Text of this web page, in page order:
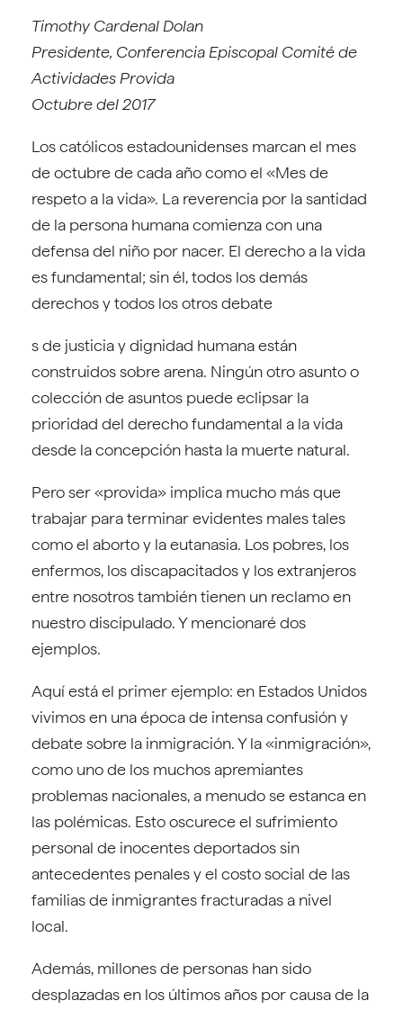
Timothy Cardenal Dolan
Presidente, Conferencia Episcopal Comité de
Actividades Provida
Octubre del 2017
Los católicos estadounidenses marcan el mes
de octubre de cada año como el «Mes de
respeto a la vida». La reverencia por la santidad
de la persona humana comienza con una
defensa del niño por nacer. El derecho a la vida
es fundamental; sin él, todos los demás
derechos y todos los otros debate
s de justicia y dignidad humana están
construidos sobre arena. Ningún otro asunto o
colección de asuntos puede eclipsar la
prioridad del derecho fundamental a la vida
desde la concepción hasta la muerte natural.
Pero ser «provida» implica mucho más que
trabajar para terminar evidentes males tales
como el aborto y la eutanasia. Los pobres, los
enfermos, los discapacitados y los extranjeros
entre nosotros también tienen un reclamo en
nuestro discipulado. Y mencionaré dos
ejemplos.
Aquí está el primer ejemplo: en Estados Unidos
vivimos en una época de intensa confusión y
debate sobre la inmigración. Y la «inmigración»,
como uno de los muchos apremiantes
problemas nacionales, a menudo se estanca en
las polémicas. Esto oscurece el sufrimiento
personal de inocentes deportados sin
antecedentes penales y el costo social de las
familias de inmigrantes fracturadas a nivel
local.
Además, millones de personas han sido
desplazadas en los últimos años por causa de la